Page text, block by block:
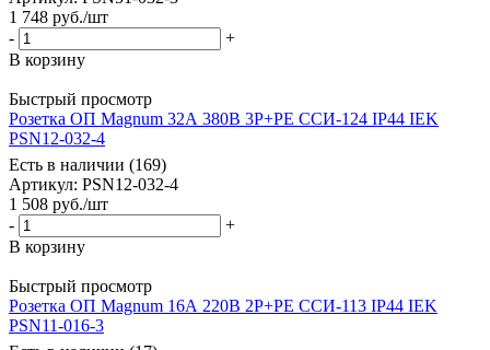
1 748 руб./шт
-
+
В корзину
Быстрый просмотр
Розетка ОП Magnum 32А 380В 3P+PE ССИ-124 IP44 IEK
PSN12-032-4
Есть в наличии (169)
Артикул: PSN12-032-4
1 508 руб./шт
-
+
В корзину
Быстрый просмотр
Розетка ОП Magnum 16А 220В 2P+PE ССИ-113 IP44 IEK
PSN11-016-3